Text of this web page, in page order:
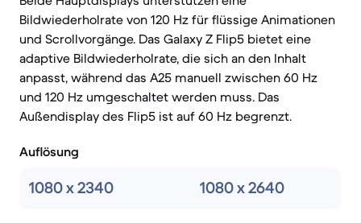
Bildwiederholrate von 120 Hz für flüssige Animationen
und Scrollvorgänge. Das Galaxy Z Flip5 bietet eine
adaptive Bildwiederholrate, die sich an den Inhalt
anpasst, während das A25 manuell zwischen 60 Hz
und 120 Hz umgeschaltet werden muss. Das
Außendisplay des Flip5 ist auf 60 Hz begrenzt.
Auflösung
1080 x 2340 1080 x 2640